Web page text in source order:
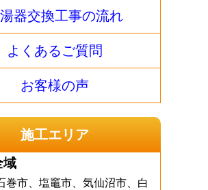
器交換工事の流れ
よくあるご質問
お客様の声
施工エリア
域
巻市、塩竈市、気仙沼市、白